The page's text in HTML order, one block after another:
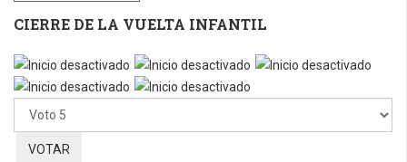
CIERRE DE LA VUELTA INFANTIL
vote